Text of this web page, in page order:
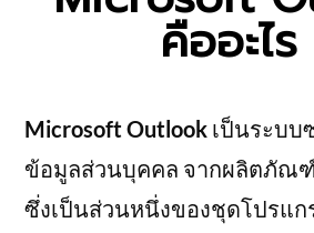
คืออะไ
Microsoft Outlook เป็นระบบ
ข้อมูลส่วนบุคคล จากผลิตภัณ
ซึ่งเป็นส่วนหนึ่งของชุดโปรแก